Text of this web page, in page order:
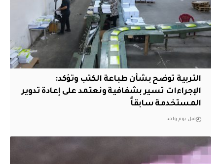
التربية توضح بشأن طباعة الكتب وتؤكد:
الإجراءات تسير بشفافية ونعتمد على إعادة تدوير
المستخدمة سابقاً
قبل يوم واحد